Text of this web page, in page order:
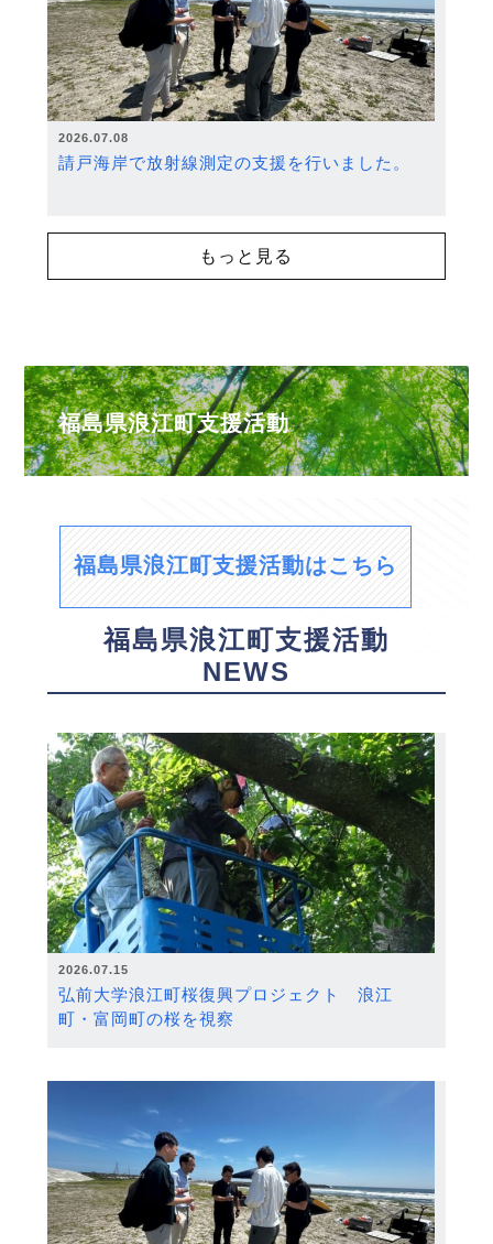
2026.07.08
請戸海岸で放射線測定の支援を行いました。
もっと見る
福島県浪江町支援活動
福島県浪江町支援活動はこちら
福島県浪江町支援活動
NEWS
2026.07.15
弘前大学浪江町桜復興プロジェクト 浪江
町・富岡町の桜を視察